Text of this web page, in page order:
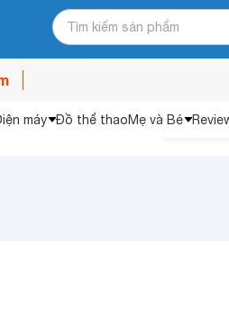
máy Đồ thể thaoMẹ và Bé